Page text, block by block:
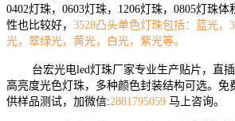
0402灯珠，0603灯珠，1206灯珠，0805灯珠
性也比较好， 3528凸头单色灯珠包括：蓝光，
光，翠绿光，黄光，白光，紫光等。
台宏光电led灯珠厂家专业生产贴片，直
高亮度光色灯珠，多种颜色封装结构可选。免
供样品测试，加微信:2881795059 马上咨询。